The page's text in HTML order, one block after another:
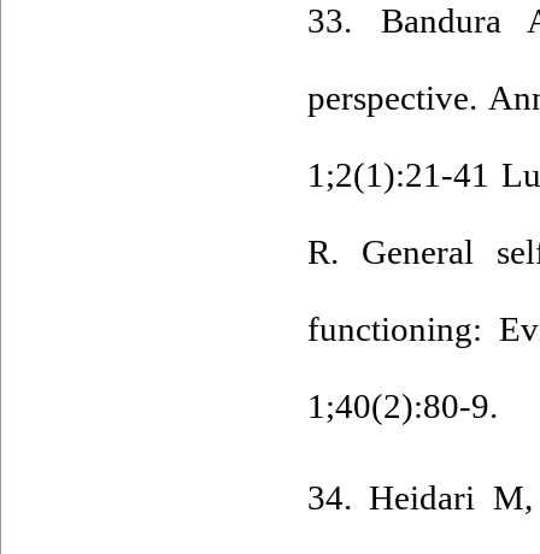
33. Bandura
perspective.
1;2(1):21-41
R. General
functioning:
1;40(2):80-9.
34. Heidari